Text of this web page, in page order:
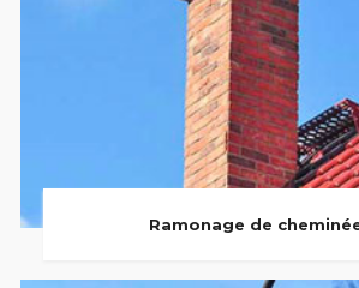
Ramonage de